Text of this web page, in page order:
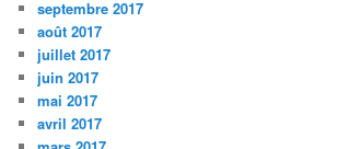
septembre 2017
août 2017
juillet 2017
juin 2017
mai 2017
avril 2017